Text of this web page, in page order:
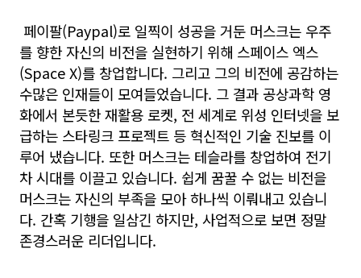
페이팔(Paypal)로 일찍이 성공을 거둔 머스크는 우주
를 향한 자신의 비전을 실현하기 위해 스페이스 엑스
(Space X)를 창업합니다. 그리고 그의 비전에 공감하는
수많은 인재들이 모여들었습니다. 그 결과 공상과학 영
화에서 본듯한 재활용 로켓, 전 세계로 위성 인터넷을 보
급하는 스타링크 프로젝트 등 혁신적인 기술 진보를 이
루어 냈습니다. 또한 머스크는 테슬라를 창업하여 전기
차 시대를 이끌고 있습니다. 쉽게 꿈꿀 수 없는 비전을
머스크는 자신의 부족을 모아 하나씩 이뤄내고 있습니
다. 간혹 기행을 일삼긴 하지만, 사업적으로 보면 정말
존경스러운 리더입니다.